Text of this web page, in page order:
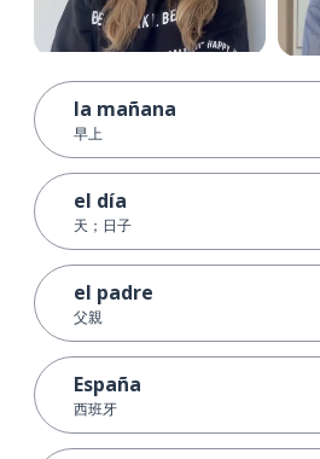
la mañana
早上
el día
天；日子
el padre
父親
España
西班牙